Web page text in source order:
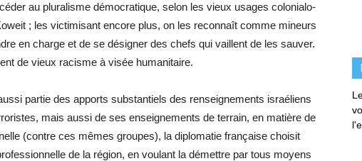
au pluralisme démocratique, selon les vieux usages colonialo-
; les victimisant encore plus, on les reconnaît comme mineurs
en charge et de se désigner des chefs qui vaillent de les sauver.
de vieux racisme à visée humanitaire.
partie des apports substantiels des renseignements israéliens
mais aussi de ses enseignements de terrain, en matière de
(contre ces mêmes groupes), la diplomatie française choisit
de la région, en voulant la démettre par tous moyens